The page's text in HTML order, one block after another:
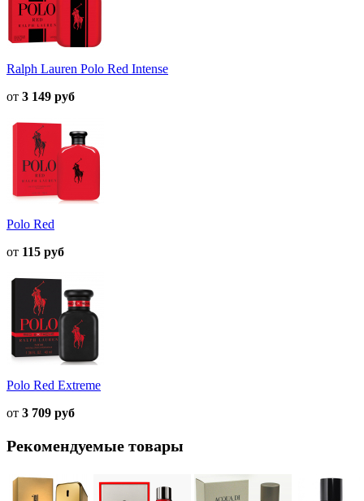
Ralph Lauren Polo Red Intense
от 3 149 руб
Polo Red
от 115 руб
Polo Red Extreme
от 3 709 руб
Рекомендуемые товары